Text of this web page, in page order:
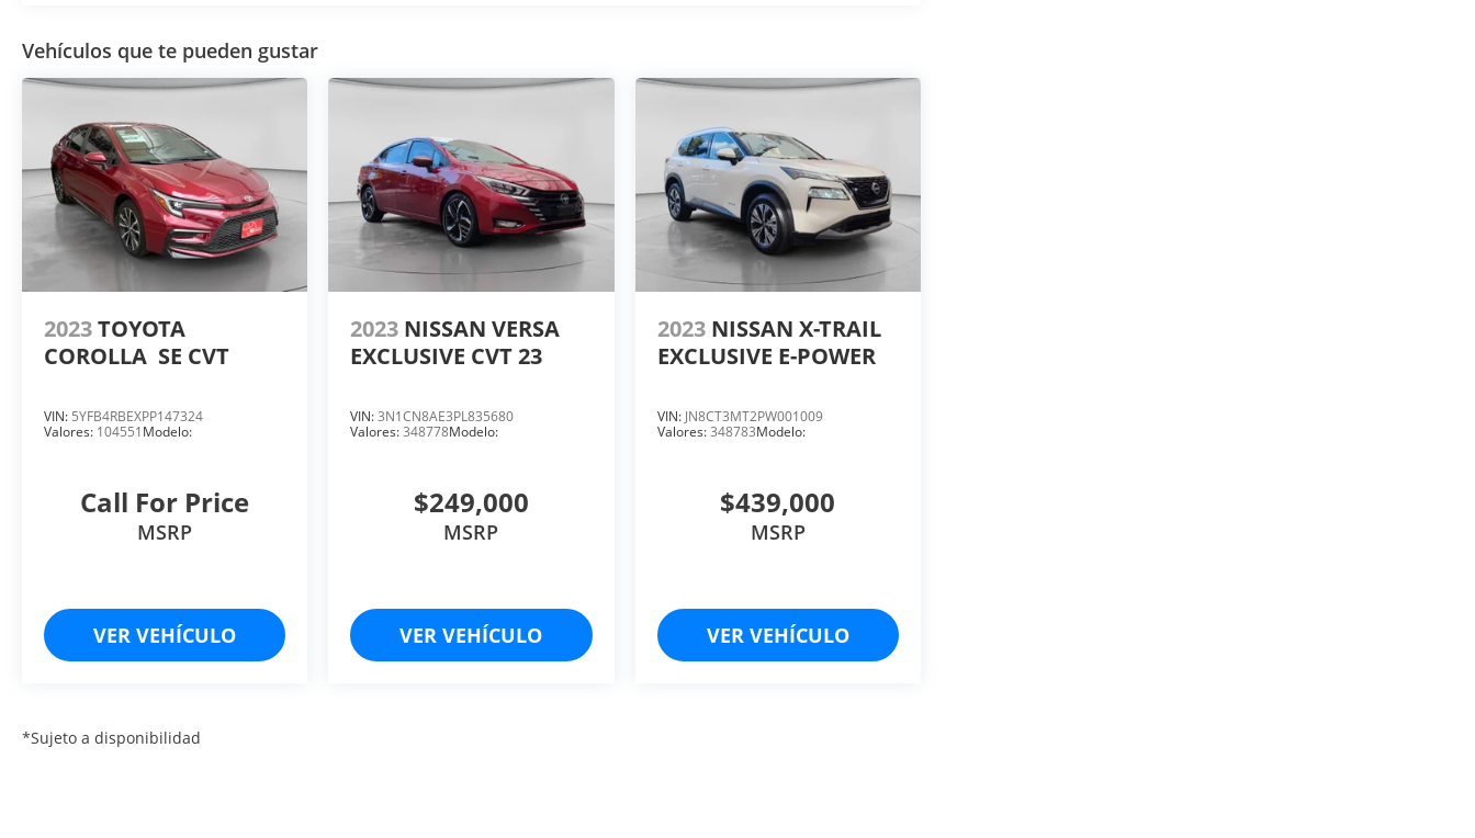
Vehículos que te pueden gustar
2023TOYOTA
COROLLA SE CVT
VIN: 5YFB4RBEXPP147324
Valores: 104551Modelo:
Call For Price
MSRP
VER VEHÍCULO
2023 NISSAN VERSA
EXCLUSIVE CVT 23
VIN:3N1CN8AE3PL835680
Valores:348778Modelo:
$249,000
MSRP
VER VEHÍCULO
2023 NISSAN X-TRAIL
EXCLUSIVE E-POWER
VIN: JN8CT3MT2PW001009
Valores:348783Modelo:
$439,000
MSRP
VER VEHÍCULO
*Sujeto a disponibilidad